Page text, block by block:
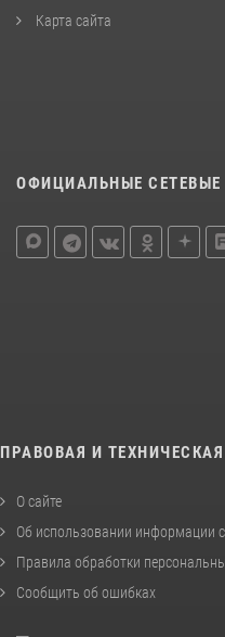
Карта сайта
ОФИЦИАЛЬНЫЕ
ПРАВОВАЯ И
О сайте
Об использовании информации
Правила обработки
Сообщить об ошибках